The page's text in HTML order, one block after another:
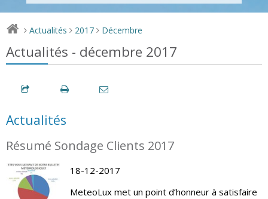
> Actualités > 2017 > Décembre
Actualités - décembre 2017
Actualités
Résumé Sondage Clients 2017
18-12-2017
MeteoLux met un point d’honneur à satisfaire